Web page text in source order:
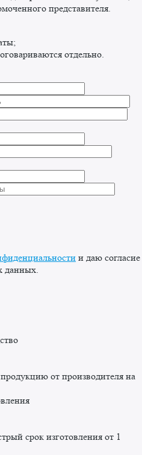
представителя.
отдельно.
и даю согласие
данных.
от производителя на
срок изготовления от 1